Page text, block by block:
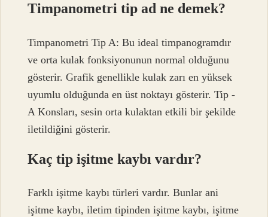
Timpanometri tip ad ne demek?
Timpanometri Tip A: Bu ideal timpanogramdır
ve orta kulak fonksiyonunun normal olduğunu
gösterir. Grafik genellikle kulak zarı en yüksek
uyumlu olduğunda en üst noktayı gösterir. Tip -
A Konsları, sesin orta kulaktan etkili bir şekilde
iletildiğini gösterir.
Kaç tip işitme kaybı vardır?
Farklı işitme kaybı türleri vardır. Bunlar ani
işitme kaybı, iletim tipinden işitme kaybı, işitme